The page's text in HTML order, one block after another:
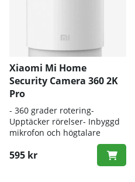
Xiaomi Mi Home
Security Camera 360 2K
Pro
- 360 grader rotering-
Upptäcker rörelser- Inbyggd
mikrofon och högtalare
595 kr